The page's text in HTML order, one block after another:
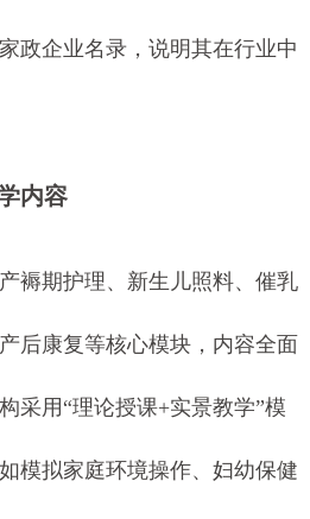
政企业名录，说明其在行业中
内容
褥期护理、新生儿照料、催乳
后康复等核心模块，内容全面
采用“理论授课+实景教学”模
模拟家庭环境操作、妇幼保健